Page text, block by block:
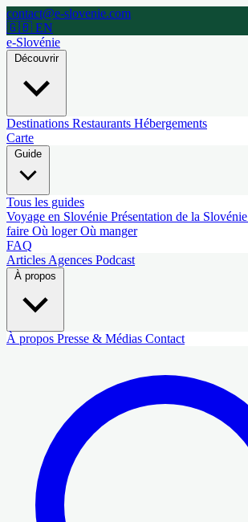
contact@e-slovenie.com
🇬🇧 EN
e-Slovénie
Découvrir
Destinations Restaurants Hébergements
Carte
Tous les guides
Voyage en Slovénie Présentation de la Slovénie
faire Où logerOù manger
FAQ
Articles Agences Podcast
À propos Presse & Médias Contact